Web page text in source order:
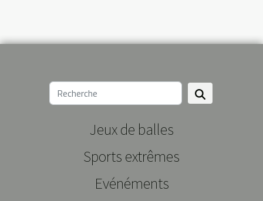
Jeux de balles
Sports extrêmes
Evénéments